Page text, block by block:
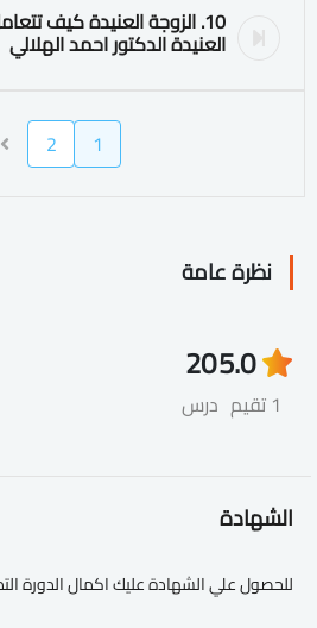
10. الزوجة العنيدة كيف
العنيدة الدكتور احمد الهلالي
1
2
نظرة عامة
5.0
1 تقيم
20
درس
الشهادة
للحصول علي الشهادة عليك اكمال الدورة